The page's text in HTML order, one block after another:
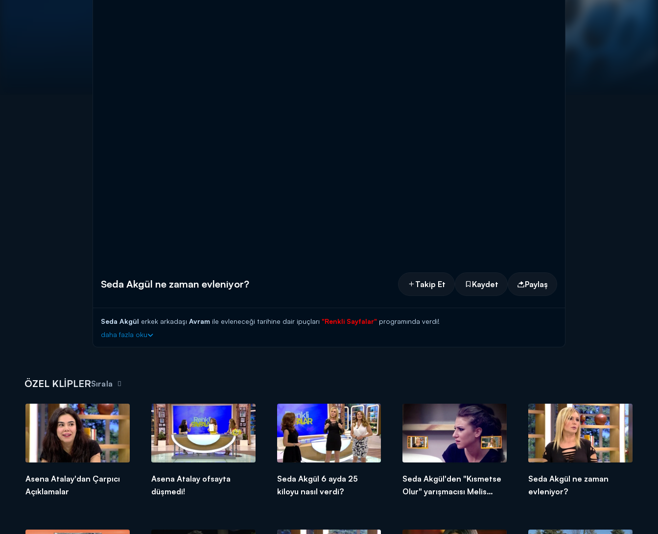
Seda Akgül ne zaman evleniyor? Takip Et Kaydet Paylaş
Seda Akgül erkek arkadaşı Avram ile evleneceği tarihine dair ipuçları "Renkli Sayfalar" programında verdi!
daha fazla oku
ÖZEL KLİPLERSırala
Asena Atalay'dan Çarpıcı
Açıklamalar
Asena Atalay ofsayta
düşmedi!
Seda Akgül 6 ayda 25
kiloyu nasıl verdi?
Seda Akgül'den "Kısmetse
Olur" yarışmacısı Melis
Seda Akgül ne zaman
evleniyor?